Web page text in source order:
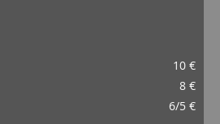
10 €
8 €
6/5 €